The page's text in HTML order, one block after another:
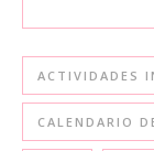
ACTIVIDADES
CALENDARIO